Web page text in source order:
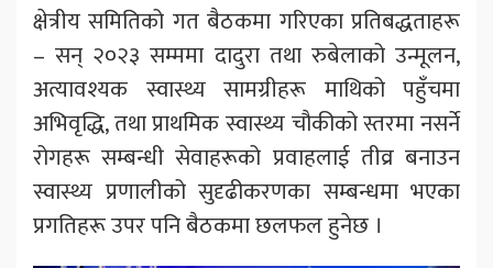
क्षेत्रीय समितिको गत बैठकमा गरिएका प्रतिबद्धताहरू
– सन् २०२३ सम्ममा दादुरा तथा रुबेलाको उन्मूलन,
अत्यावश्यक स्वास्थ्य सामग्रीहरू माथिको पहुँचमा
अभिवृद्धि, तथा प्राथमिक स्वास्थ्य चौकीको स्तरमा नसर्ने
रोगहरू सम्बन्धी सेवाहरूको प्रवाहलाई तीव्र बनाउन
स्वास्थ्य प्रणालीको सुदृढीकरणका सम्बन्धमा भएका
प्रगतिहरू उपर पनि बैठकमा छलफल हुनेछ ।